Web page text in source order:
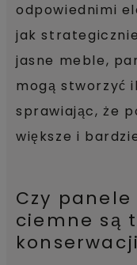
odpowiednimi
jak
jasne meble,
mogą stworzyć
sprawiając, że
większe i
Czy
ciemne są